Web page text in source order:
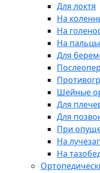
Для локтя
На
На
На
Для
Шейные
Для
Для
При
На
На